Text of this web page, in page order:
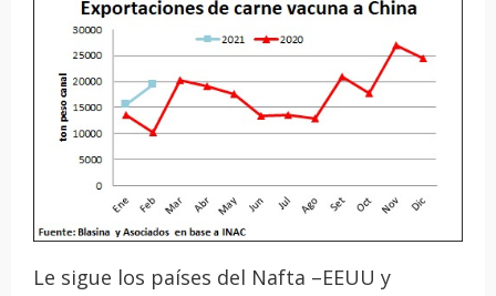
Le sigue los países del Nafta –EEUU y